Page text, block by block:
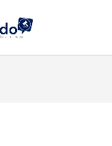
for this site has
avoid service